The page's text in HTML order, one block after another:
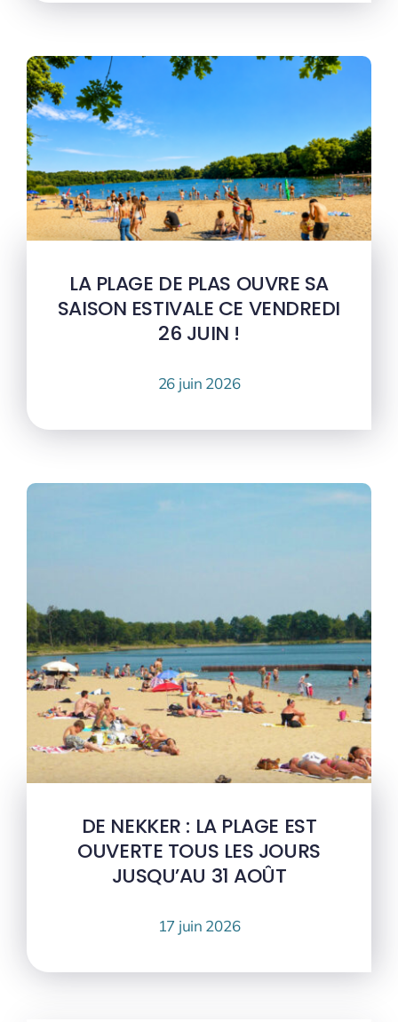
LA PLAGE DE PLAS OUVRE SA
SAISON ESTIVALE CE VENDREDI
26 JUIN !
26 juin 2026
DE NEKKER : LA PLAGE EST
OUVERTE TOUS LES JOURS
JUSQU’AU 31 AOÛT
17 juin 2026